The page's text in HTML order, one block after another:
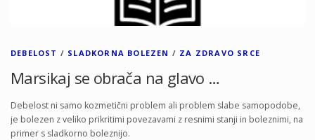
DEBELOST / SLADKORNA BOLEZEN / ZA ZDRAVO SRCE
Marsikaj se obrača na glavo …
Debelost ni samo kozmetični problem ali problem slabe samopodobe,
je bolezen z veliko prikritimi povezavami z resnimi stanji in boleznimi, na
primer s sladkorno boleznijo.